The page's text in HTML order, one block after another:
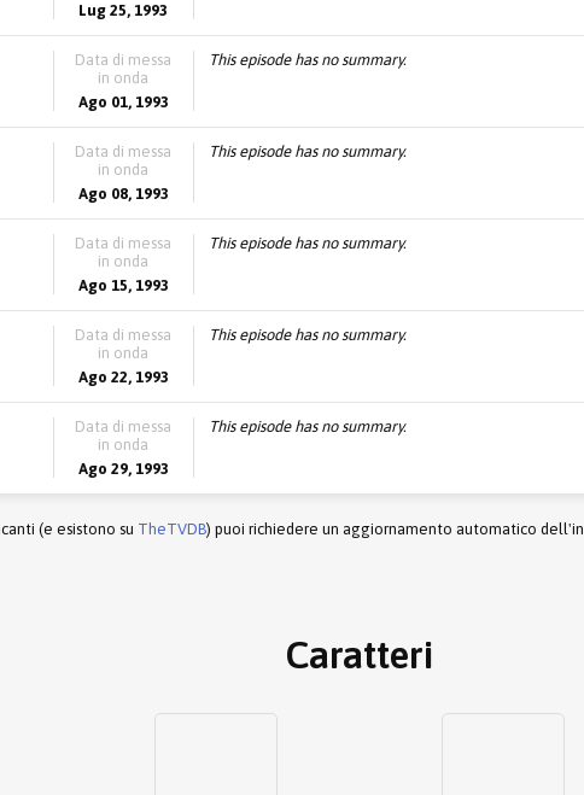
Lug 25, 1993
Data di messa
in onda
Ago 01, 1993
This episode has no summary.
Data di messa
in onda
Ago 08, 1993
This episode has no summary.
Data di messa
in onda
Ago 15, 1993
This episode has no summary.
Data di messa
in onda
Ago 22, 1993
This episode has no summary.
Data di messa
in onda
Ago 29, 1993
This episode has no summary.
(e esistono su TheTVDB) puoi richiedere un aggiornamento automatico
Caratteri